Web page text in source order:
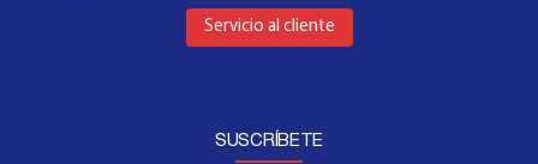
Servicio al cliente
SUSCRÍBETE